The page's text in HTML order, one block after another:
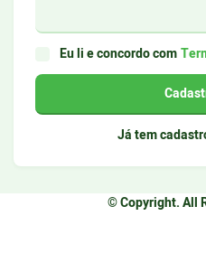
Eu li e concordo com
Já tem
© Copyright. All